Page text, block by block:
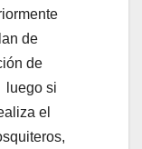
de
de
luego si
el